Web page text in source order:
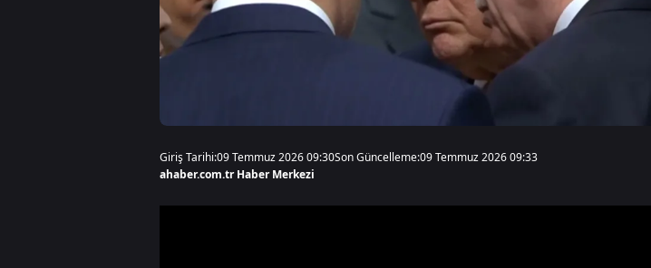
Giriş Tarihi:09 Temmuz 2026 09:30Son Güncelleme:09 Temmuz 2026 09:33
ahaber.com.tr Haber Merkezi